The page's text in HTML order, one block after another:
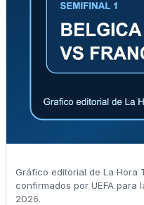
Gráfico editorial de La Hora
confirmados por UEFA para
2026.